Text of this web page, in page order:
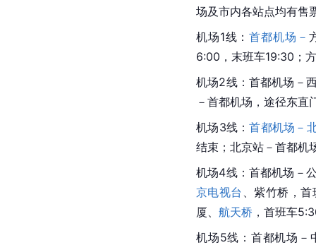
场及市内各站点均有售
机场1线：首都机场－
6:00，末班车19:30；
机场2线：首都机场－
－首都机场，途径东
机场3线：首都机场－
结束； 北京站－ 首都机
机场4线：首都机场－
京电视台
、紫竹桥，
厦、 航天桥 ，首班车
机场5线： 首都机场－